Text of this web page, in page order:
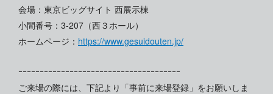
会場：東京ビッグサイト 西展示棟
小間番号：3-207（西３ホール）
ホームページ： https://www.gesuidouten.jp/
ｰｰｰｰｰｰｰｰｰｰｰｰｰｰｰｰｰｰｰｰｰｰｰｰｰｰｰｰｰｰｰｰｰｰｰｰｰｰ
ご来場の際には、下記より「事前に来場登録」をお願いしま